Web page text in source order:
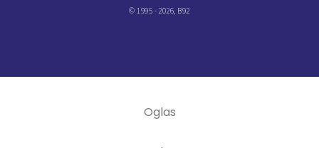
© 1995 - 2026, B92